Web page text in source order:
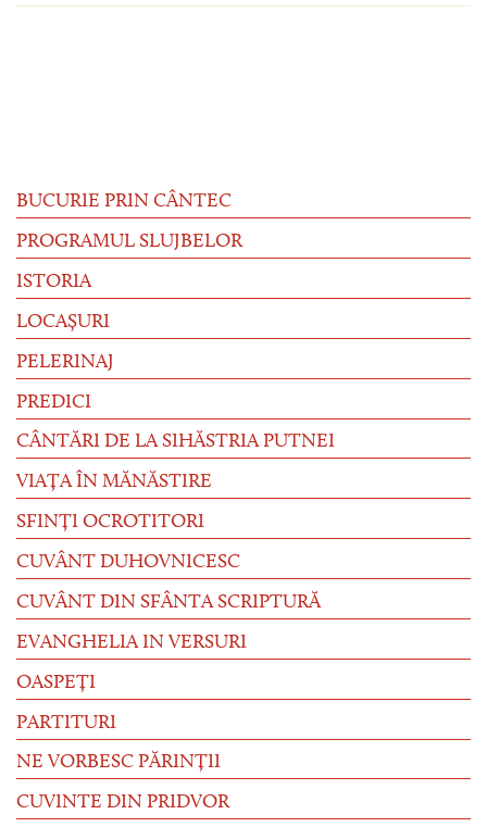
BUCURIE PRIN CÂNTEC
PROGRAMUL SLUJBELOR
ISTORIA
LOCAȘURI
PELERINAJ
PREDICI
CÂNTĂRI DE LA SIHĂSTRIA PUTNEI
VIAȚA ÎN MĂNĂSTIRE
SFINȚI OCROTITORI
CUVÂNT DUHOVNICESC
CUVÂNT DIN SFÂNTA SCRIPTURĂ
EVANGHELIA IN VERSURI
OASPEȚI
PARTITURI
NE VORBESC PĂRINȚII
CUVINTE DIN PRIDVOR